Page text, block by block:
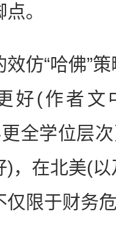
。
“哈佛”策
好(作者文
全学位层
)，在北美(
限于财务